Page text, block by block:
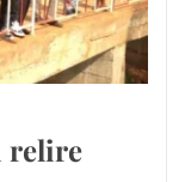
relire